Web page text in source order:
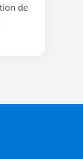
de